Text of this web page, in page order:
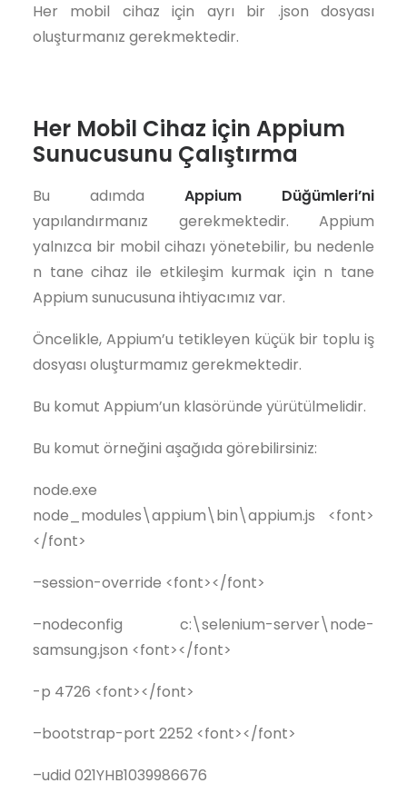
Her mobil cihaz için ayrı bir .json dosyası
oluşturmanız gerekmektedir.
Her Mobil Cihaz için Appium
Sunucusunu Çalıştırma
Bu adımda Appium Düğümleri’ni
yapılandırmanız gerekmektedir. Appium
yalnızca bir mobil cihazı yönetebilir, bu nedenle
n tane cihaz ile etkileşim kurmak için n tane
Appium sunucusuna ihtiyacımız var.
Öncelikle, Appium’u tetikleyen küçük bir toplu iş
dosyası oluşturmamız gerekmektedir.
Bu komut Appium’un klasöründe yürütülmelidir.
Bu komut örneğini aşağıda görebilirsiniz:
node.exe
node_modules\appium\bin\appium.js <font>
</font>
–session-override <font></font>
–nodeconfig c:\selenium-server\node-
samsung.json <font></font>
-p 4726 <font></font>
–bootstrap-port 2252 <font></font>
–udid 021YHB1039986676